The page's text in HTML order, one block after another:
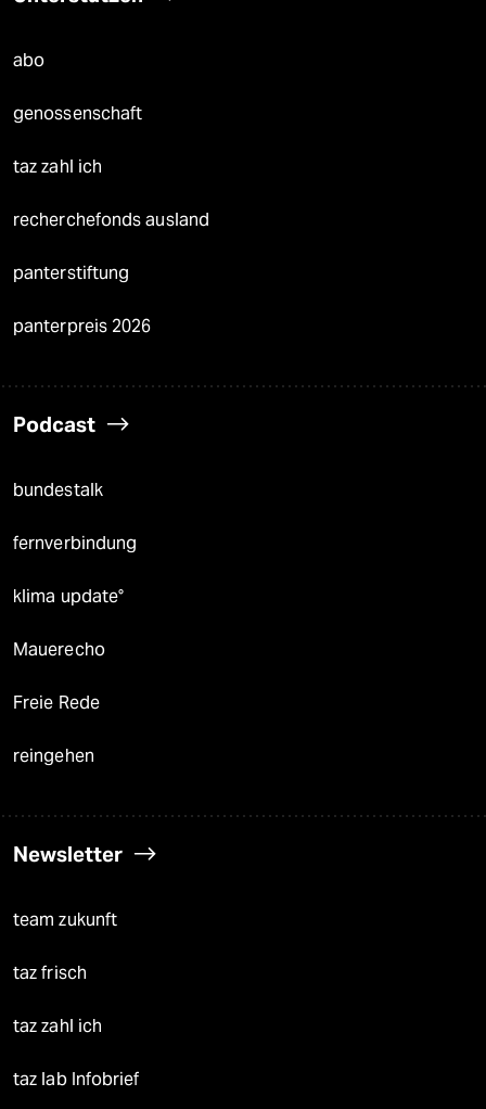
abo
genossenschaft
taz zahl ich
recherchefonds ausland
panterstiftung
panterpreis 2026
Podcast
bundestalk
fernverbindung
klima update°
Mauerecho
Freie Rede
reingehen
Newsletter
team zukunft
taz frisch
taz zahl ich
taz lab Infobrief